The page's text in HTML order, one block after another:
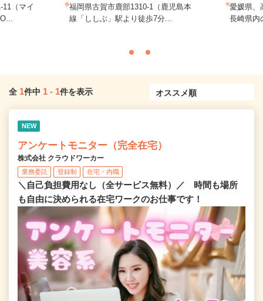
（マイ
福岡県古賀市鹿部1310-1（鹿児島本
線「ししぶ」駅より徒歩7分...
愛媛県、
長崎県
全 1件中 1 - 1件を表示
NEW
アンケートモニター（完全在宅）
株式会社 クラウドワーカー
業務委託 登録制 在宅・内職
＼自己負担費用なし（全サービス無料）／ 時間も場所
も自由に決められる在宅ワークのお仕事です！